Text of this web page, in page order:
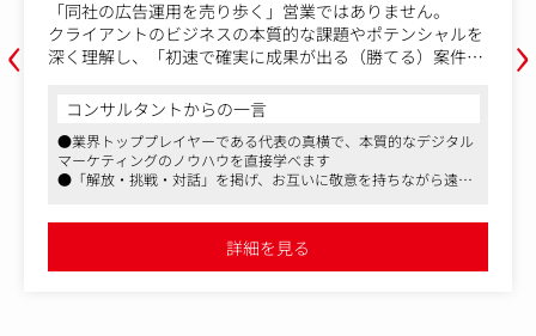
‹用を売り歩く」営業ではありません。
ビジネスの本質的な課題やポテンシャルを
初速で確実に成果が出る（勝てる）案件」
・契約・成果報酬などのビジネススキーム
し、Mercとクライアントの双方にとって高
能な「最高の入口（案件）」を創出する役
トからの一言
イヤーである代表の真横で、本質的なデジタル
のノウハウを直接学べます
対話」を掲げ、お互いに敬意を持ちながら遠慮
AIエージェント
を業務の重点に
んでいただきま
具体的には、
その中でも特に
ルティング業
●東証プライム上
●テレワークやシ
›